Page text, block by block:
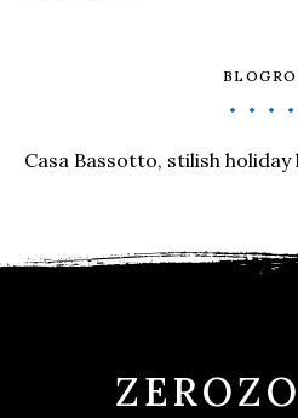
Casa Bassotto, stilish holiday